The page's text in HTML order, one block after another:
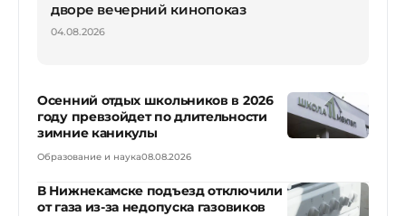
дворе вечерний кинопоказ
04.08.2026
Осенний отдых школьников в 2026
году превзойдет по длительности
зимние каникулы
Образование и наука08.08.2026
В Нижнекамске подъезд отключили
от газа из-за недопуска газовиков